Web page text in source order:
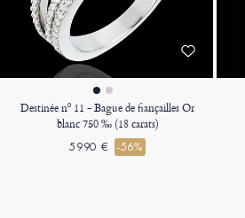
Destinée nº 11 - Bague de fiançailles Or
blanc 750 ‰ (18 carats)
5990 € -56%